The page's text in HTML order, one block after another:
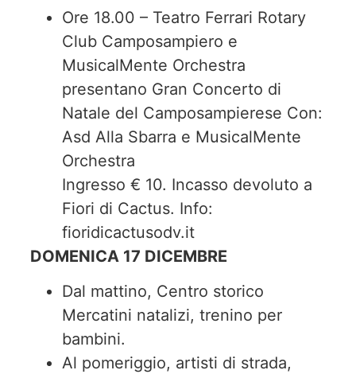
Ore 18.00 – Teatro Ferrari Rotary
Club Camposampiero e
MusicalMente Orchestra
presentano Gran Concerto di
Natale del Camposampierese Con:
Asd Alla Sbarra e MusicalMente
Orchestra
Ingresso € 10. Incasso devoluto a
Fiori di Cactus. Info:
fioridicactusodv.it
DOMENICA 17 DICEMBRE
Dal mattino, Centro storico
Mercatini natalizi, trenino per
bambini.
Al pomeriggio, artisti di strada,